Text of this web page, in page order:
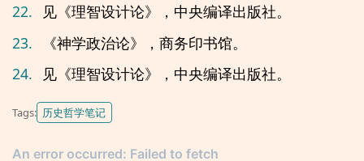
22.
见《理智设计论》，中央编译出版社。
23.
《神学政治论》，商务印书馆。
24.
见《理智设计论》，中央编译出版社。
Tags: 历史哲学笔记